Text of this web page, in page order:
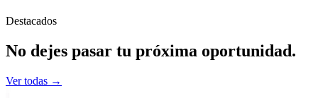
Destacados
No dejes pasar tu próxima oportunidad.
Ver todas →